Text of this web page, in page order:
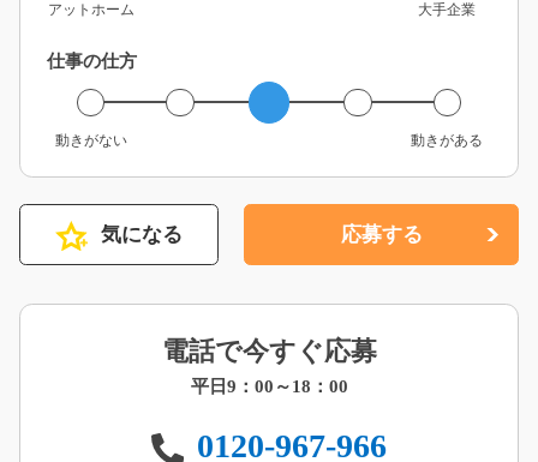
アットホーム 大手企業
仕事の仕方
動きがない 動きがある
気になる 応募する
電話で今すぐ応募
平日9：00～18：00
0120-967-966